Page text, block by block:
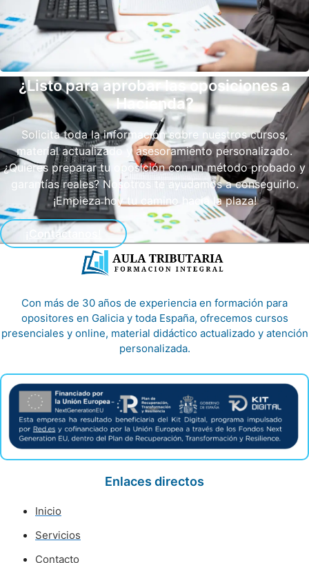
¿Listo para aprobar las oposiciones a
Hacienda?
Solicita toda la información sobre nuestros cursos,
material actualizado y asesoramiento personalizado.
¿Quieres preparar tu oposición con un método probado y
garantías reales? Nosotros te ayudamos a conseguirlo.
¡Empieza hoy tu camino hacia la plaza!
¡Contáctanos!
Con más de 30 años de experiencia en formación para
opositores en Galicia y toda España, ofrecemos cursos
presenciales y online, material didáctico actualizado y atención
personalizada.
Enlaces directos
Inicio
Servicios
Contacto